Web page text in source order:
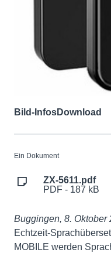
Bild-InfosDownload
Ein Dokument
ZX-5611.pdf
PDF - 187 kB
Buggingen, 8. Oktober
Echtzeit-
MOBILE werden